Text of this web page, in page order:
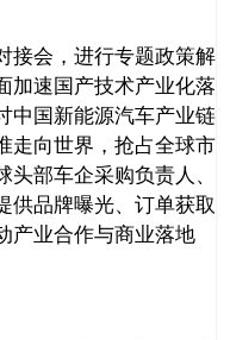
接会，进行专题政策解
加速国产技术产业化落
中国新能源汽车产业链
走向世界，抢占全球市
部车企采购负责人、
供品牌曝光、订单获取
产业合作与商业落地